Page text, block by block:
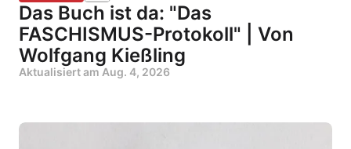
Das Buch ist da: "Das
FASCHISMUS-Protokoll" | Von
Wolfgang Kießling
Aktualisiert am Aug. 4, 2026